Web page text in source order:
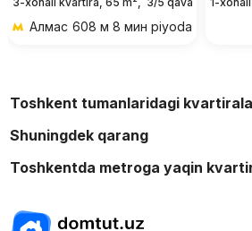
Алмас 608 м 8 мин piyoda
Toshkent tumanlaridagi
Shuningdek qarang
Toshkentda metroga yaqin